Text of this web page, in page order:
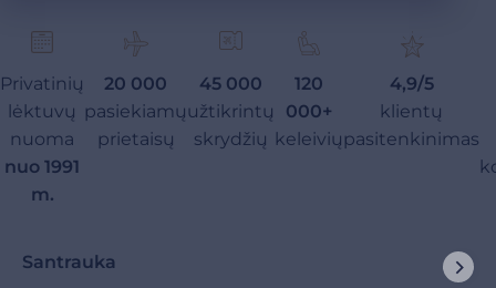
Privatinių
lėktuvų
nuoma
nuo 1991
m.
20 000
pasiekiamų
prietaisų
45 000
užtikrintų
skrydžių
120
000+
keleivių
4,9/5
klientų
pasitenkinimas
Santrauka